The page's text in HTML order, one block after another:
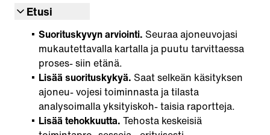
Etusi
Suorituskyvyn arviointi. Seuraa ajoneuvojasi
mukautettavalla kartalla ja puutu tarvittaessa
proses- siin etänä.
Lisää suorituskykyä. Saat selkeän käsityksen
ajoneu- vojesi toiminnasta ja tilasta
analysoimalla yksityiskoh- taisia raportteja.
Lisää tehokkuutta. Tehosta keskeisiä